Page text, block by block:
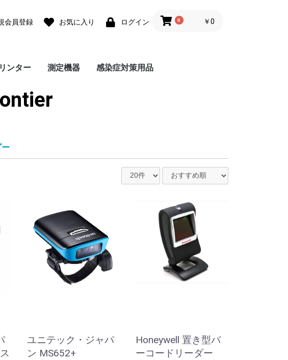
会員登録 お気に入り ログイン 0 ￥0
ンター
ンター本体
測定機器
計測器アダプタ
デジタルメジャー
感染症対策用品
ユニテック・ジャパ
ン MS652+
Honeywell 置き型バ
ーコードリーダー